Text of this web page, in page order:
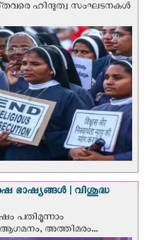
ഹിന്ദുത്വ സംഘടനകൾ
ഭാഷ്യങ്ങള്‍ | വിശുദ്ധ
പതിമൂന്നാം
അത്തിമരം...